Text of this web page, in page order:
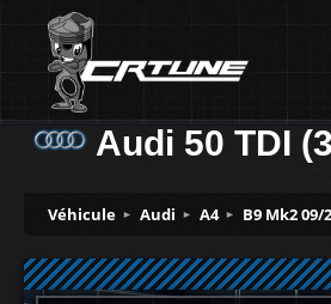
Audi 50 TDI
Véhicule Audi A4 B9 Mk2 09/